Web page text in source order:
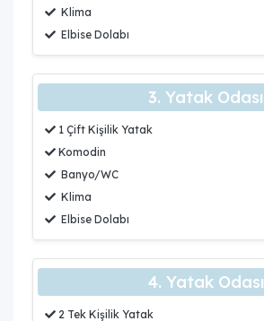
Klima
Elbise Dolabı
3. Yatak Odası
1 Çift Kişilik Yatak
Komodin
Banyo/WC
Klima
Elbise Dolabı
4. Yatak Odası
2 Tek Kişilik Yatak